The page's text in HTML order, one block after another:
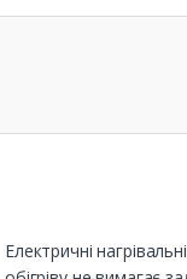
Електричні